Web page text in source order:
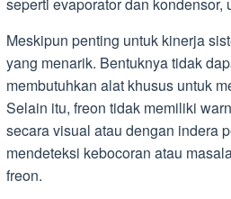
Meskipun penting untuk kinerja
yang menarik. Bentuknya tidak
membutuhkan alat khusus untuk
Selain itu, freon tidak memiliki
secara visual atau dengan indera
mendeteksi kebocoran atau
freon.